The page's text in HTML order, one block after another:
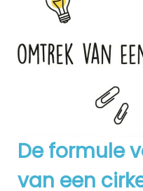
De formule
van een